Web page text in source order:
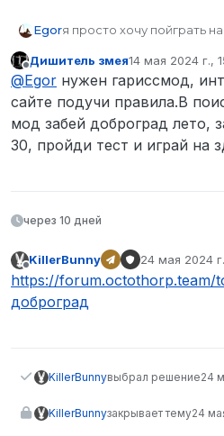
Egorя просто хочу пойграть
Не в сети
Дишитель змея14 мая 2024 г.,
@Egor нужен гариссмод,
сайте подучи правила.В
мод забей доброград лето,
30, пройди тест и играй на
через 10 дней
Не в сети
KillerBunny 24 мая 2024
https://forum.octothorp.team/
доброград
KillerBunnyвыбрал решение24
KillerBunnyзакрывает тему24